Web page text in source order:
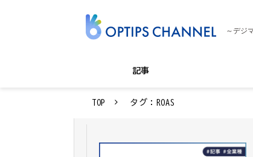
～デジ
記事
TOP タグ：ROAS